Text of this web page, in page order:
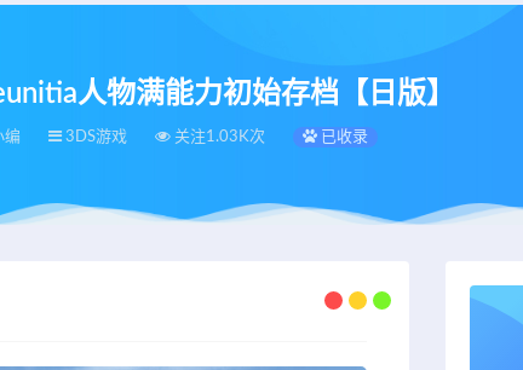
人物满能力初始存档【日版】
3DS游戏 关注1.03K次 已收录